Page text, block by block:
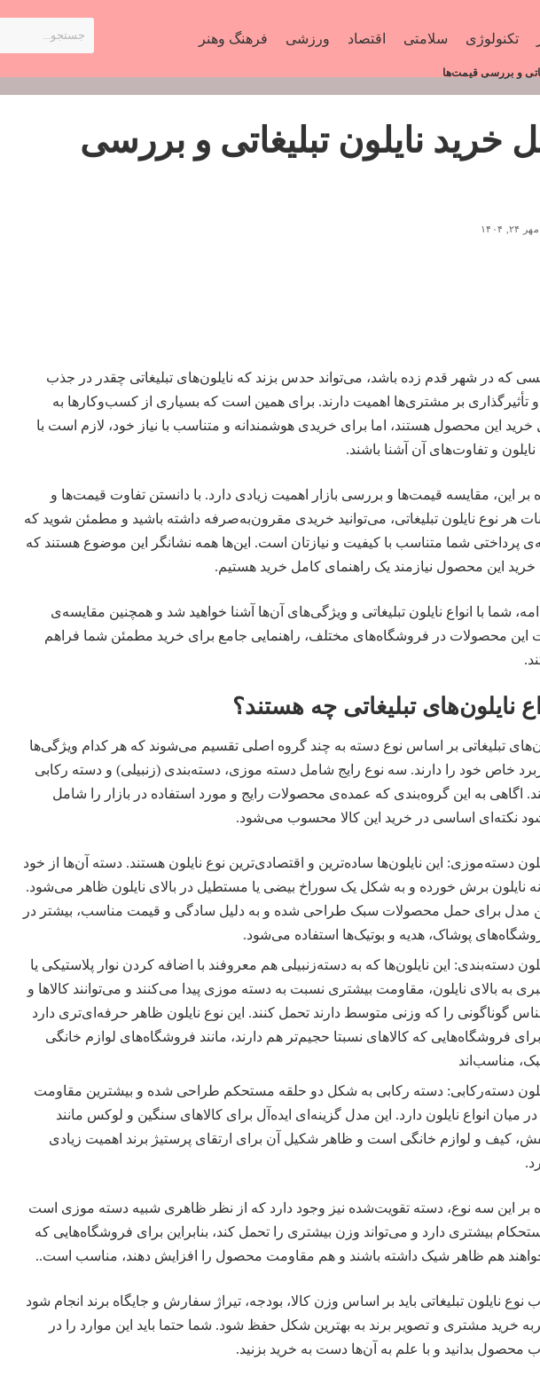
تکنولوژی سلامتی اقتصاد ورزشی فرهنگ وهنر
و بررسی قیمت‌ها
خرید نایلون تبلیغاتی و بررسی
که در شهر قدم زده باشد، می‌تواند حدس بزند که نایلون‌های تبلیغاتی چقدر در جذب
و تأثیرگذاری بر مشتری‌ها اهمیت دارند. برای همین است که بسیاری از کسب‌وکارها به
خرید این محصول هستند، اما برای خریدی هوشمندانه و متناسب با نیاز خود، لازم است با
نایلون و تفاوت‌های آن آشنا باشند.
بر این، مقایسه قیمت‌ها و بررسی بازار اهمیت زیادی دارد. با دانستن تفاوت قیمت‌ها و
هر نوع نایلون تبلیغاتی، می‌توانید خریدی مقرون‌به‌صرفه داشته باشید و مطمئن شوید که
پرداختی شما متناسب با کیفیت و نیازتان است. این‌ها همه نشانگر این موضوع هستند که
خرید این محصول نیازمند یک راهنمای کامل خرید هستیم.
شما با انواع نایلون تبلیغاتی و ویژگی‌های آن‌ها آشنا خواهید شد و همچنین مقایسه‌ی
این محصولات در فروشگاه‌های مختلف، راهنمایی جامع برای خرید مطمئن شما فراهم
نایلون‌های تبلیغاتی چه هستند؟
تبلیغاتی بر اساس نوع دسته به چند گروه اصلی تقسیم می‌شوند که هر کدام ویژگی‌ها
خاص خود را دارند. سه نوع رایج شامل دسته موزی، دسته‌بندی (زنبیلی) و دسته رکابی
اگاهی به این گروه‌بندی که عمده‌ی محصولات رایج و مورد استفاده در بازار را شامل
نکته‌ای اساسی در خرید این کالا محسوب می‌شود.
دسته‌موزی: این نایلون‌ها ساده‌ترین و اقتصادی‌ترین نوع نایلون هستند. دسته آن‌ها از خود
نایلون برش خورده و به شکل یک سوراخ بیضی یا مستطیل در بالای نایلون ظاهر می‌شود.
مدل برای حمل محصولات سبک طراحی شده و به دلیل سادگی و قیمت مناسب، بیشتر در
پوشاک، هدیه و بوتیک‌ها استفاده می‌شود.
دسته‌بندی: این نایلون‌ها که به دسته‌زنبیلی هم معروفند با اضافه کردن نوار پلاستیکی یا
به بالای نایلون، مقاومت بیشتری نسبت به دسته موزی پیدا می‌کنند و می‌توانند کالاها و
گوناگونی را که وزنی متوسط دارند تحمل کنند. این نوع نایلون ظاهر حرفه‌ای‌تری دارد
فروشگاه‌هایی که کالاهای نسبتا حجیم‌تر هم دارند، مانند فروشگاه‌های لوازم خانگی
مناسب‌اند
دسته‌رکابی: دسته رکابی به شکل دو حلقه مستحکم طراحی شده و بیشترین مقاومت
در میان انواع نایلون دارد. این مدل گزینه‌ای ایده‌آل برای کالاهای سنگین و لوکس مانند
کیف و لوازم خانگی است و ظاهر شکیل آن برای ارتقای پرستیژ برند اهمیت زیادی
بر این سه نوع، دسته تقویت‌شده نیز وجود دارد که از نظر ظاهری شبیه دسته موزی است
بیشتری دارد و می‌تواند وزن بیشتری را تحمل کند، بنابراین برای فروشگاه‌هایی که
هم ظاهر شیک داشته باشند و هم مقاومت محصول را افزایش دهند، مناسب است..
نوع نایلون تبلیغاتی باید بر اساس وزن کالا، بودجه، تیراژ سفارش و جایگاه برند انجام شود
خرید مشتری و تصویر برند به بهترین شکل حفظ شود. شما حتما باید این موارد را در
محصول بدانید و با علم به آن‌ها دست به خرید بزنید.